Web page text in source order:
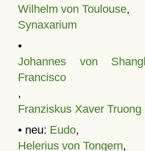
Wilhelm von Toulouse,
Synaxarium
•
Johannes von
Francisco
,
Franziskus Xaver
• neu: Eudo,
Helerius von Tongern,